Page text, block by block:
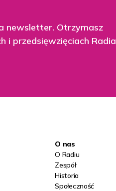
newsletter. Otrzymasz
i przedsięwzięciach Radia
O nas
O Radiu
Zespół
Historia
Społeczność